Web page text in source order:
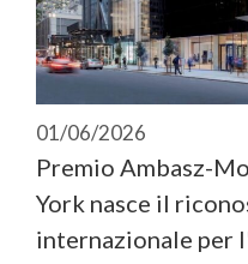
01/06/2026
Premio Ambasz-
York nasce il
internazionale per